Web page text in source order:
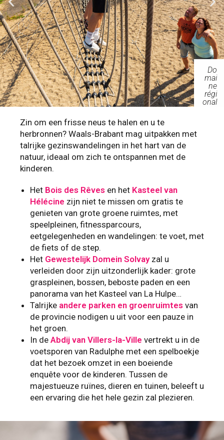
Do
mai
ne
régi
onal
Zin om een frisse neus te halen en u te
herbronnen? Waals-Brabant mag uitpakken met
talrijke gezinswandelingen in het hart van de
natuur, ideaal om zich te ontspannen met de
kinderen.
Het Bois des Rêves en het Kasteel van
Hélécine zijn niet te missen om gratis te
genieten van grote groene ruimtes, met
speelpleinen, fitnessparcours,
eetgelegenheden en wandelingen: te voet, met
de fiets of de step.
Het Gewestelijk Domein Solvayzal u
verleiden door zijn uitzonderlijk kader: grote
graspleinen, bossen, beboste paden en een
panorama van het Kasteel van La Hulpe…
Talrijke andere parken en groenruimtes van
de provincie nodigen u uit voor een pauze in
het groen.
In de Abdij van Villers-la-Ville vertrekt u in de
voetsporen van Radulphe met een spelboekje
dat het bezoek omzet in een boeiende
enquête voor de kinderen. Tussen de
majestueuze ruïnes, dieren en tuinen, beleeft u
een ervaring die het hele gezin zal plezieren.